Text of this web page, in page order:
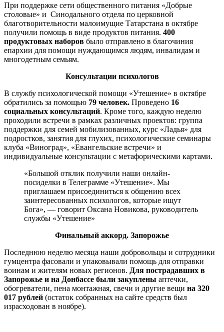
При поддержке сети общественного питания «Добрые
столовые» и Синодального отдела по церковной
благотворительности малоимущие Татарстана в октябре
получили помощь в виде продуктов питания. 400
продуктовых наборов было отправлено в благочиния
епархии для помощи нуждающимся людям, инвалидам и
многодетным семьям.
Консультации психологов
В службу психологической помощи «Утешение» в октябре
обратились за помощью 79 человек. Проведено 16
социальных консультаций. Кроме того, каждую неделю
проходили встречи в рамках различных проектов: группа
поддержки для семей мобилизованных, курс «Ладья» для
подростков, занятия для глухих, психологические семинары
клуба «Виноград», «Евангельские встречи» и
индивидуальные консультации с метафорическими картами.
«Большой отклик получили наши онлайн-
посиделки в Телеграмме «Утешение». Мы
приглашаем присоединиться к общению всех
заинтересованных психологов, которые ищут
Бога», — говорит Оксана Новикова, руководитель
службы «Утешение»
Финальный аккорд. Запорожье
Последнюю неделю месяца наши добровольцы и сотрудники
гумцентра фасовали и упаковывали помощь для отправки
воинам и жителям новых регионов. Для пострадавших в
Запорожье и на Донбассе были закуплены аптечки,
обогреватели, пена монтажная, свечи и другие вещи на 320
017 рублей (остаток собранных на сайте средств был
израсходован в ноябре).